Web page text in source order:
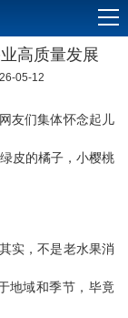
高质量发展
05-12
友们集体怀念起儿
皮的橘子，小樱桃
实，不是老水果消
地域和季节，毕竟